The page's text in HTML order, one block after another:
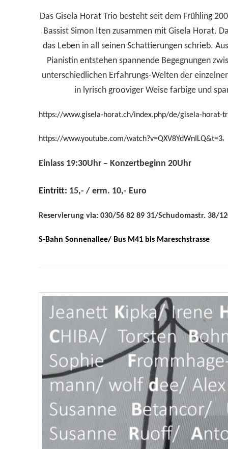
Das Gisela Horat Trio besteht seit dem Frühling
Bassist Simon Iten zusammen mit Gisela Horat.
das Leben in all seinen Schattierungen schrieb.
Pianistin entstehen spannende Begegnungen
unterschiedlichen Erfahrungs-Welten der
in lyrisch grooviger Weise farbige und
https://www.gisela-horat.ch/index.php/de/gisela-horat-
https://www.youtube.com/watch?v=QXV8YdWnILQ&t=3s
Einlass 19:30Uhr – Konzertbeginn 20Uhr
Eintritt: 15,- / erm. 10,- Euro
Reservierung via: 030/56 82 89 31/Schudomastr. 38/
S-Bahn Sonnenallee/ Bus M41 bis Mareschstrasse